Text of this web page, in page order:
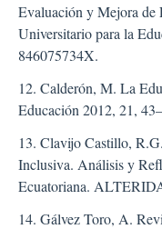
Evaluación y Mejora de
Universitario para la
846075734X.
12. Calderón, M. La
Educación 2012, 21,
13. Clavijo Castillo,
Inclusiva. Análisis y
Ecuatoriana.
14. Gálvez Toro, A.